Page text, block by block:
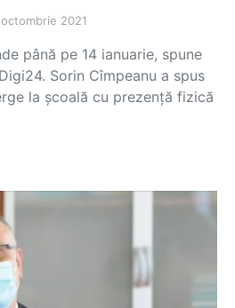
2021
până pe 14 ianuarie, spune
Sorin Cîmpeanu a spus
la școală cu prezență fizică